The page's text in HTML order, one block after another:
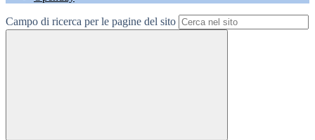
Campo di ricerca per le pagine del sito